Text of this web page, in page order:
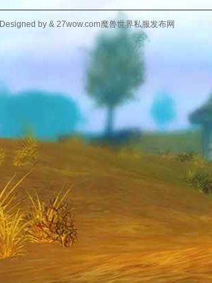
Designed by & 27wow.com魔兽世界私服发布网